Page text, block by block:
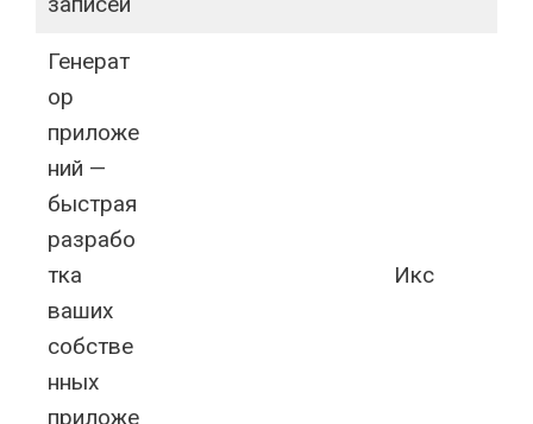
Генерат
ор
приложе
ний —
быстрая
разрабо
тка
ваших
собстве
нных
приложе
Икс